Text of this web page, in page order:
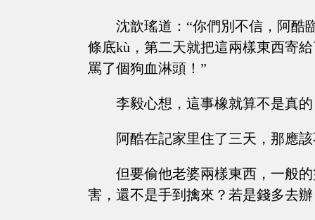
沈歆瑤道：“你們別不信，阿酷
條底kù，第二天就把這兩樣東西寄
罵了個狗血淋頭！”
李毅心想，這事橡就算不是真
阿酷在記家里住了三天，那應
但要偷他老婆兩樣東西，一般
害，還不是手到擒來？若是錢多去